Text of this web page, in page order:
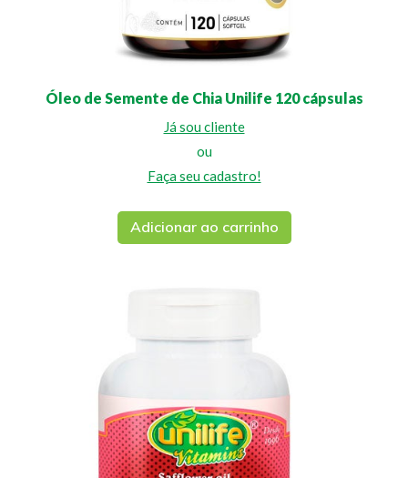
Óleo de Semente de Chia Unilife 120 cápsulas
Já sou cliente
ou
Faça seu cadastro!
Adicionar ao carrinho